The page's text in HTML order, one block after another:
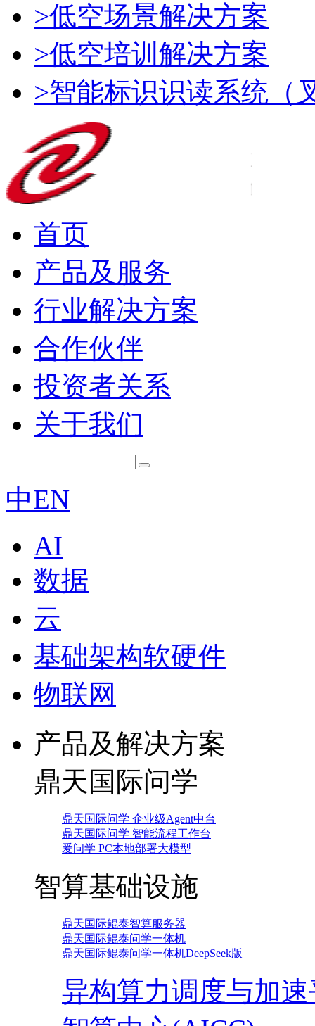
>低空场景解决方案
>低空培训解决方案
>智能标识识读系统（
首页
产品及服务
行业解决方案
合作伙伴
投资者关系
关于我们
中EN
AI
数据
云
基础架构软硬件
物联网
产品及解决方案
鼎天国际问学
鼎天国际问学 企业级Agent中台
鼎天国际问学 智能流程工作台
爱问学 PC本地部署大模型
智算基础设施
鼎天国际鲲泰智算服务器
鼎天国际鲲泰问学一体机
鼎天国际鲲泰问学一体机DeepSeek版
异构算力调度与加